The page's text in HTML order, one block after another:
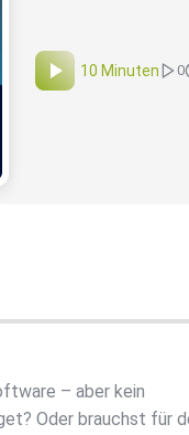
10 Minuten 0
– aber kein
Oder brauchst für